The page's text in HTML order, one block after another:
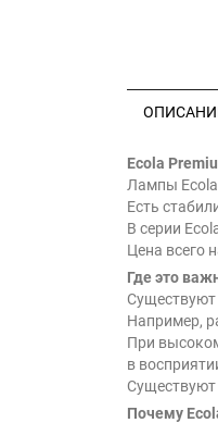
Ecola
Лампы Ecola
Есть
В серии
Цена всего
Где это
Существуют
Например,
При
в
Существуют
Почему